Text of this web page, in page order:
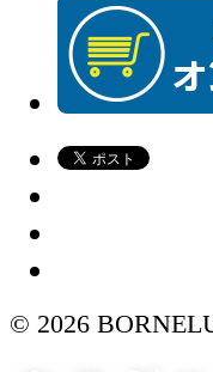
© 2026